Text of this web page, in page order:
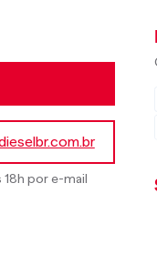
18h por e-mail